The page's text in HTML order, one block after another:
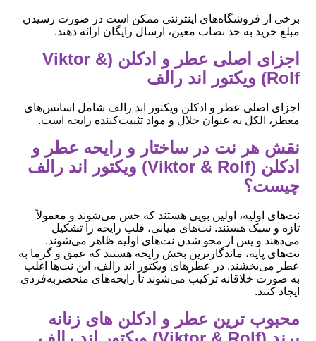
برخی از فروشگاه‌های اینترنتی ممکن است در صورت رسیدن
مبلغ خرید به حد نصاب معین، ارسال رایگان ارائه دهند.
اجزای اصلی عطر و ادکلن (Viktor &
Rolf) ویکتور اند رالف
اجزای اصلی عطر و ادکلن ویکتور اند رالف شامل اسانس‌های
معطر، الکل به عنوان حلال و مواد تثبیت‌کننده رایحه است.
نقش هر نت در ساختار و رایحه عطر و
ادکلن (Viktor & Rolf) ویکتور اند رالف
چیست؟
نت‌های اولیه، اولین بویی هستند که حس می‌شوند و معمولاً
تازه و سبک هستند. نت‌های میانی، قلب رایحه را تشکیل
می‌دهند و پس از محو شدن نت‌های اولیه ظاهر می‌شوند.
نت‌های پایه، ماندگارترین بخش رایحه هستند که عمق و گرما به
عطر می‌بخشند. در عطرهای ویکتور اند رالف، این نت‌ها اغلب
به صورت خلاقانه ترکیب می‌شوند تا رایحه‌های منحصربه‌فردی
ایجاد کنند.
محبوب ‌ترین عطر و ادکلن های زنانه